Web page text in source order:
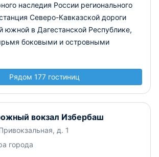
наследия России регионального
Северо-Кавказской дороги
южной в Дагестанской Республике,
боковыми и островными
Рядом 177 гостиниц
вокзал Избербаш
д. 1
города